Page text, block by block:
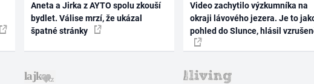
Aneta a Jirka z AYTO spolu zkouší
bydlet. Válise mrzí, že ukázal
špatné stránky
Video zachytilo výzkumníka na
okraji lávového jezera. Je to
pohled do Slunce, hlásil